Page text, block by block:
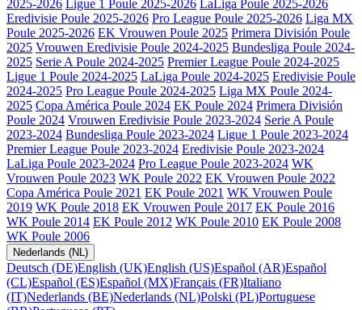
2025-2026 Ligue 1 Poule 2025-2026 LaLiga Poule 2025-2026
Eredivisie Poule 2025-2026 Pro League Poule 2025-2026 Liga MX
Poule 2025-2026 EK Vrouwen Poule 2025 Primera División Poule
2025 Vrouwen Eredivisie Poule 2024-2025 Bundesliga Poule 2024-
2025 Serie A Poule 2024-2025 Premier League Poule 2024-2025
Ligue 1 Poule 2024-2025 LaLiga Poule 2024-2025 Eredivisie Poule
2024-2025 Pro League Poule 2024-2025 Liga MX Poule 2024-
2025 Copa América Poule 2024 EK Poule 2024 Primera División
Poule 2024 Vrouwen Eredivisie Poule 2023-2024 Serie A Poule
2023-2024 Bundesliga Poule 2023-2024 Ligue 1 Poule 2023-2024
Premier League Poule 2023-2024 Eredivisie Poule 2023-2024
LaLiga Poule 2023-2024 Pro League Poule 2023-2024 WK
Vrouwen Poule 2023 WK Poule 2022 EK Vrouwen Poule 2022
Copa América Poule 2021 EK Poule 2021 WK Vrouwen Poule
2019 WK Poule 2018 EK Vrouwen Poule 2017 EK Poule 2016
WK Poule 2014 EK Poule 2012 WK Poule 2010 EK Poule 2008
WK Poule 2006
Nederlands (NL)
Deutsch (DE)English (UK)English (US)Español (AR)Español
(CL)Español (ES)Español (MX)Français (FR)Italiano
(IT)Nederlands (BE)Nederlands (NL)Polski (PL)Portuguese